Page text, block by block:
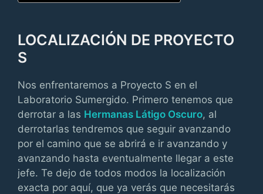
LOCALIZACIÓN DE PROYECTO
S
Nos enfrentaremos a Proyecto S en el
Laboratorio Sumergido. Primero tenemos que
derrotar a las Hermanas Látigo Oscuro, al
derrotarlas tendremos que seguir avanzando
por el camino que se abrirá e ir avanzando y
avanzando hasta eventualmente llegar a este
jefe. Te dejo de todos modos la localización
exacta por aquí, que ya verás que necesitarás